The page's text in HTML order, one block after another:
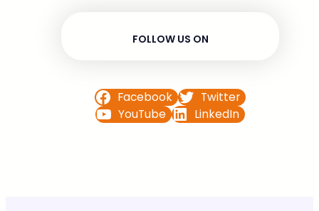
FOLLOW US ON
Facebook
Twitter
YouTube
LinkedIn